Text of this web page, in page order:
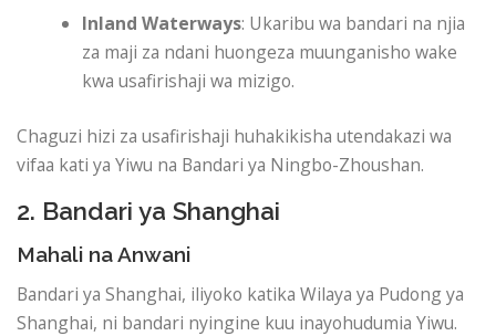
Inland Waterways: Ukaribu wa bandari na njia
za maji za ndani huongeza muunganisho wake
kwa usafirishaji wa mizigo.
Chaguzi hizi za usafirishaji huhakikisha utendakazi wa
vifaa kati ya Yiwu na Bandari ya Ningbo-Zhoushan.
2. Bandari ya Shanghai
Mahali na Anwani
Bandari ya Shanghai, iliyoko katika Wilaya ya Pudong ya
Shanghai, ni bandari nyingine kuu inayohudumia Yiwu.